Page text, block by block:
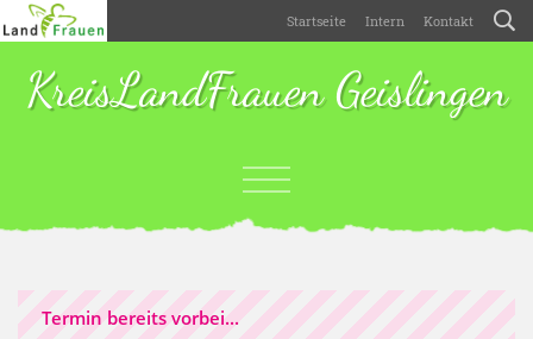
Startseite Intern Kontakt
KreisLandFrauen Geislingen
Termin bereits vorbei...